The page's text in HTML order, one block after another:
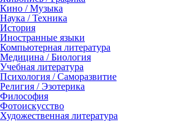
Кино / Музыка
Наука / Техника
История
Иностранные языки
Компьютерная литература
Медицина / Биология
Учебная литература
Психология / Саморазвитие
Религия / Эзотерика
Философия
Фотоискусство
Художественная литература